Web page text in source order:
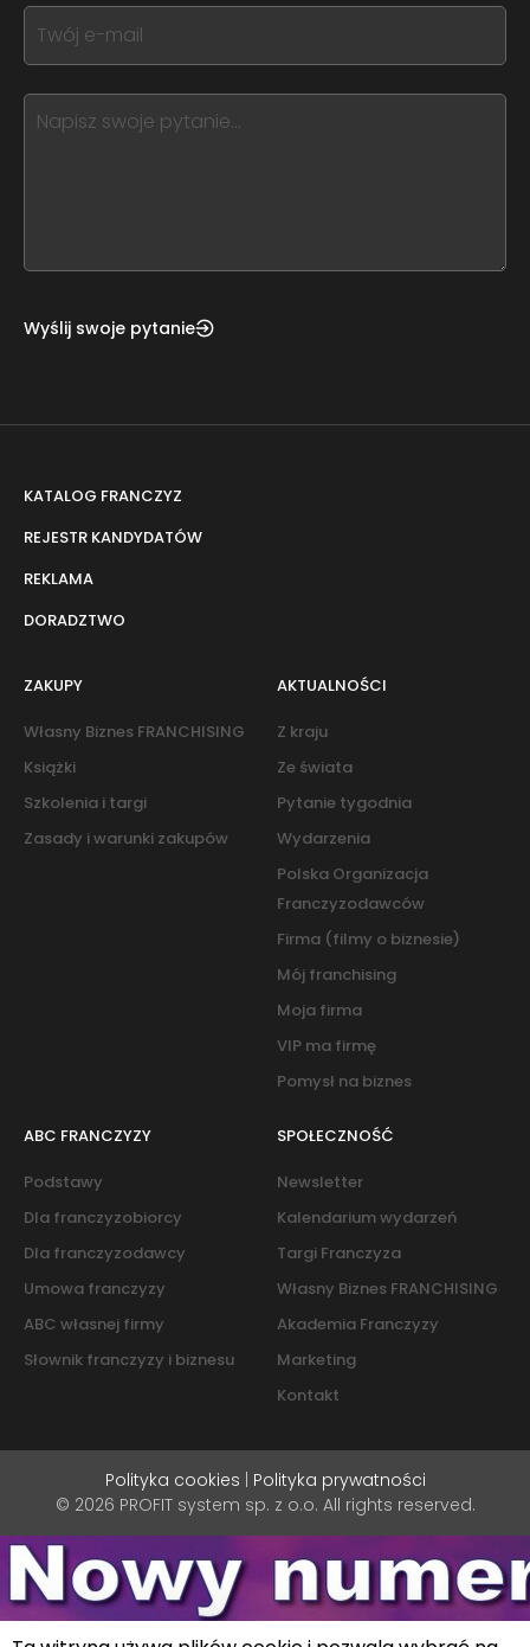
form
field
blank
If
you
this,
leave
Wyślij swoje pytanie
KATALOG FRANCZYZ
REJESTR KANDYDATÓW
REKLAMA
DORADZTWO
ZAKUPY
Własny Biznes FRANCHISING
Książki
Szkolenia i targi
Zasady i warunki zakupów
AKTUALNOŚCI
Z kraju
Ze świata
Pytanie tygodnia
Wydarzenia
Polska Organizacja
Franczyzodawców
Firma (filmy o biznesie)
Mój franchising
Moja firma
VIP ma firmę
Pomysł na biznes
ABC FRANCZYZY
Podstawy
Dla franczyzobiorcy
Dla franczyzodawcy
Umowa franczyzy
ABC własnej firmy
Słownik franczyzy i biznesu
SPOŁECZNOŚĆ
Newsletter
Kalendarium wydarzeń
Targi Franczyza
Własny Biznes FRANCHISING
Akademia Franczyzy
Marketing
Kontakt
Polityka cookies | Polityka prywatności
© 2026 PROFIT system sp. z o.o. All rights reserved.